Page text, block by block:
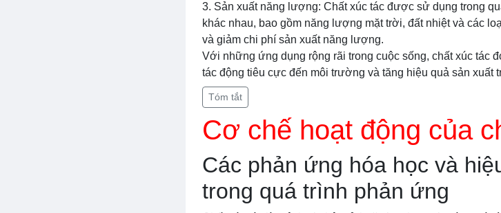
3. Sản xuất năng lượng: Chất xúc tác được sử dụng trong
khác nhau, bao gồm năng lượng mặt trời, đất nhiệt và các
và giảm chi phí sản xuất năng lượng.
Với những ứng dụng rộng rãi trong cuộc sống, chất xúc tác
tác động tiêu cực đến môi trường và tăng hiệu quả sản xuất
Tóm tắt
Cơ chế hoạt động của
Các phản ứng hóa học và
trong quá trình phản ứng